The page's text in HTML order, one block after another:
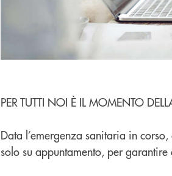
PER TUTTI NOI È IL MOMENTO
Data l’emergenza sanitaria in
solo su appuntamento, per